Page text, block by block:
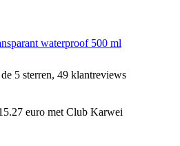
waterproof 500 ml
5 sterren, 49 klantreviews
euro met Club Karwei